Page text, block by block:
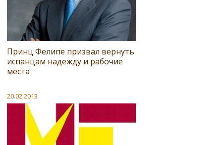
Принц Фелипе призвал вернуть
испанцам надежду и рабочие
места
20.02.2013